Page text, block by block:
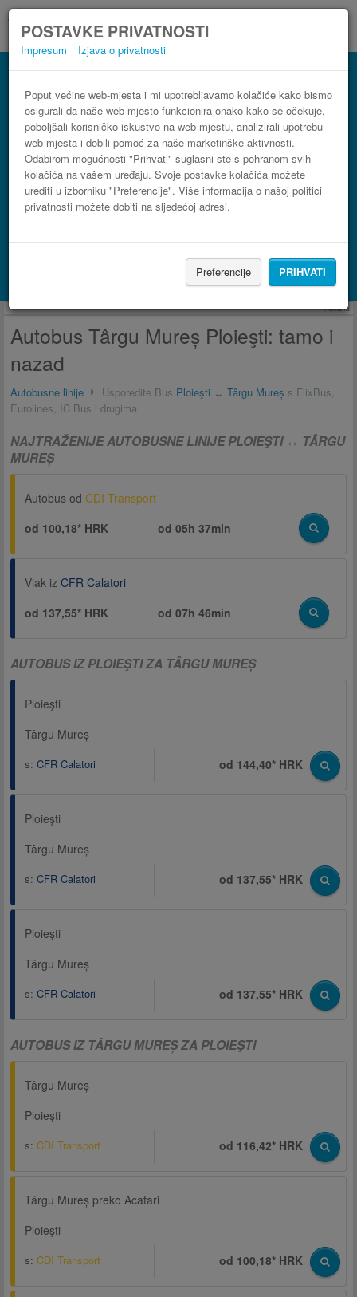
POSTAVKE PRIVATNOSTI
Impresum Izjava o privatnosti
Poput većine web-mjesta i mi upotrebljavamo kolačiće kako bismo
osigurali da naše web-mjesto funkcionira onako kako se očekuje,
poboljšali korisničko iskustvo na web-mjestu, analizirali upotrebu
web-mjesta i dobili pomoć za naše marketinške aktivnosti.
Odabirom mogućnosti "Prihvati" suglasni ste s pohranom svih
kolačića na vašem uređaju. Svoje postavke kolačića možete
urediti u izborniku "Preferencije". Više informacija o našoj politici
privatnosti možete dobiti na sljedećoj adresi.
Preferencije PRIHVATI
Autobus Ploieşti Târgu Mureș
3 koraka do najpovoljnije autobusne karte
Potraži smještaj s Booking.com
Reklama
Autobus Târgu Mureș Ploieşti: tamo i
nazad
Autobusne linije Usporedite Bus Ploieşti ↔ Târgu Mureș s FlixBus,
Eurolines, IC Bus i drugima
NAJTRAŽENIJE AUTOBUSNE LINIJE PLOIEŞTI ↔ TÂRGU
MUREȘ
Autobus od CDI Transport
od 100,18* HRK
od05h 37min
Vlak iz CFR Calatori
od 137,55* HRK
od07h 46min
AUTOBUS IZ PLOIEŞTI ZA TÂRGU MUREȘ
Ploieşti
Târgu Mureș
s: CFR Calatori od 144,40* HRK
Ploieşti
Târgu Mureș
s: CFR Calatori od 137,55* HRK
Ploieşti
Târgu Mureș
s: CFR Calatori od 137,55* HRK
AUTOBUS IZ TÂRGU MUREȘ ZA PLOIEŞTI
Târgu Mureș
Ploieşti
s: CDI Transport od 116,42* HRK
Târgu Mureș preko Acatari
Ploieşti
s: CDI Transport od 100,18* HRK